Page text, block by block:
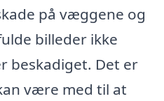
på væggene og
billeder ikke
beskadiget. Det er
være med til at